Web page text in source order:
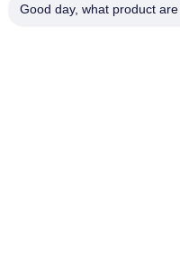
Jalan Fuyuan ke-5,
Good day, what product